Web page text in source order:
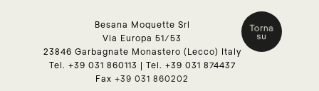
Besana Moquette Srl
Via Europa 51/53
23846 Garbagnate Monastero (Lecco) Italy
Tel. +39 031 860113 | Tel. +39 031 874437
Fax+39 031 860202